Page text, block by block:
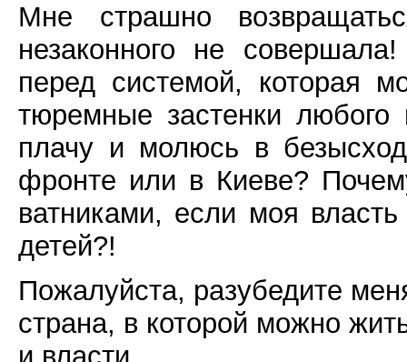
Мне страшно
незаконного не
перед системой, которая
тюремные застенки
плачу и молюсь в
фронте или в Киеве?
ватниками, если моя
детей?!
Пожалуйста, разубедите
страна, в которой можно